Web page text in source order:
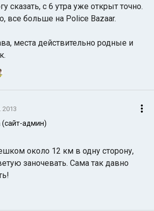
сказать, с 6 утра уже открыт точно.
все больше на Police Bazaar.
места действительно родные и
2013
(сайт-админ)
около 12 км в одну сторону,
заночевать. Сама так давно